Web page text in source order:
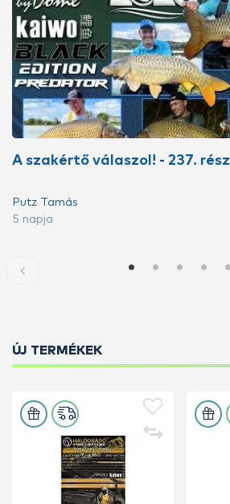
A szakértő válaszol! - 237. rész
Putz Tamás
5 napja
ÚJ TERMÉKEK